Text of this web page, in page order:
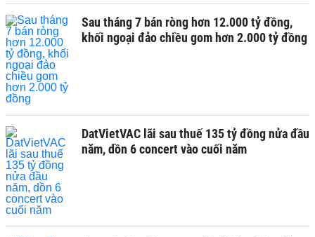
Sau tháng 7 bán ròng hơn 12.000 tỷ đồng,
khối ngoại đảo chiều gom hơn 2.000 tỷ đồng
DatVietVAC lãi sau thuế 135 tỷ đồng nửa đầu
năm, dồn 6 concert vào cuối năm